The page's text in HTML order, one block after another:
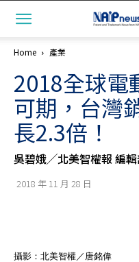
Home 產業
2018全球電
可期，台灣
長2.3倍！
吳碧娥╱北美智權報 編
2018 年 11 月 28 日
攝影：北美智權／唐銘偉